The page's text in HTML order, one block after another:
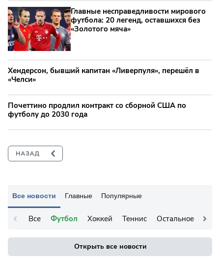
Все новости Главные Популярные
Все Футбол Хоккей Теннис Остальное
Открыть все новости
Главные несправедливости мирового
футбола: 20 легенд, оставшихся без
«Золотого мяча»
Хендерсон, бывший капитан «Ливерпуля», перешёл в
«Челси»
Почеттино продлил контракт со сборной США по
футболу до 2030 года